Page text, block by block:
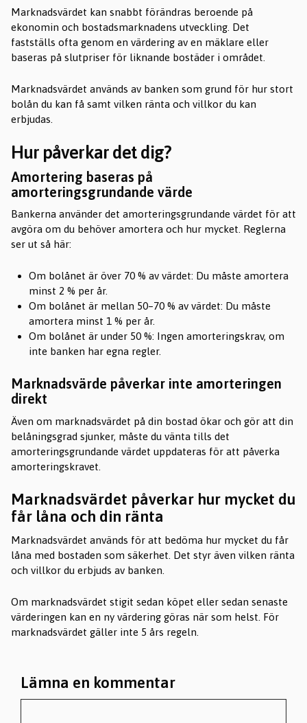
Marknadsvärdet kan snabbt förändras beroende på
ekonomin och bostadsmarknadens utveckling. Det
fastställs ofta genom en värdering av en mäklare eller
baseras på slutpriser för liknande bostäder i området.
Marknadsvärdet används av banken som grund för hur stort
bolån du kan få samt vilken ränta och villkor du kan
erbjudas.
Hur påverkar det dig?
Amortering baseras på
amorteringsgrundande värde
Bankerna använder det amorteringsgrundande värdet för att
avgöra om du behöver amortera och hur mycket. Reglerna
ser ut så här:
Om bolånet är över 70 % av värdet: Du måste amortera
minst 2 % per år.
Om bolånet är mellan 50–70 % av värdet: Du måste
amortera minst 1 % per år.
Om bolånet är under 50 %: Ingen amorteringskrav, om
inte banken har egna regler.
Marknadsvärde påverkar inte amorteringen
direkt
Även om marknadsvärdet på din bostad ökar och gör att din
belåningsgrad sjunker, måste du vänta tills det
amorteringsgrundande värdet uppdateras för att påverka
amorteringskravet.
Marknadsvärdet påverkar hur mycket du
får låna och din ränta
Marknadsvärdet används för att bedöma hur mycket du får
låna med bostaden som säkerhet. Det styr även vilken ränta
och villkor du erbjuds av banken.
Om marknadsvärdet stigit sedan köpet eller sedan senaste
värderingen kan en ny värdering göras när som helst. För
marknadsvärdet gäller inte 5 års regeln.
Lämna en kommentar